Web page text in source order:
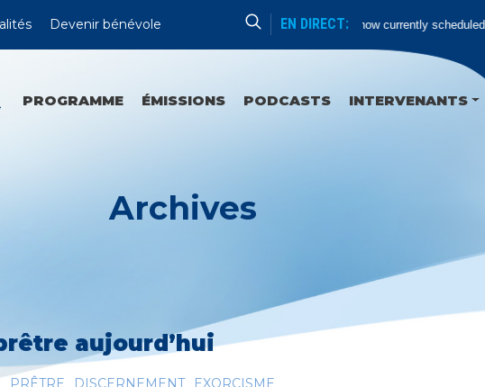
Devenir bénévole EN DIRECT:No Show currently scheduled.
PROGRAMME ÉMISSIONS PODCASTS INTERVENANTS
Archives
aujourd’hui
PRÊTRE DISCERNEMENT EXORCISME